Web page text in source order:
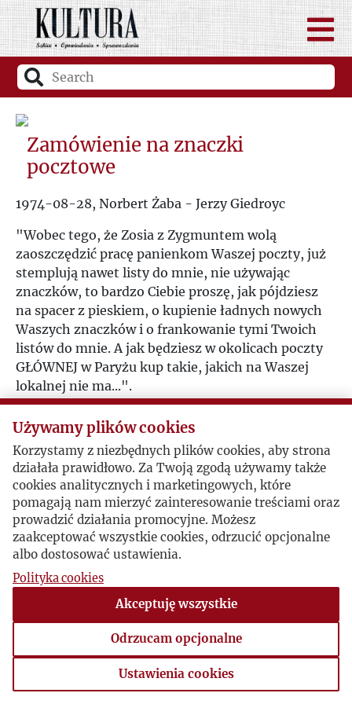
Zamówienie na znaczki
pocztowe
1974-08-28, Norbert Żaba - Jerzy Giedroyc
"Wobec tego, że Zosia z Zygmuntem wolą
zaoszczędzić pracę panienkom Waszej poczty, już
stemplują nawet listy do mnie, nie używając
znaczków, to bardzo Ciebie proszę, jak pójdziesz
na spacer z pieskiem, o kupienie ładnych nowych
Waszych znaczków i o frankowanie tymi Twoich
listów do mnie. A jak będziesz w okolicach poczty
GŁÓWNEJ w Paryżu kup takie, jakich na Waszej
lokalnej nie ma...".
Używamy plików cookies
Korzystamy z niezbędnych plików cookies, aby strona
działała prawidłowo. Za Twoją zgodą używamy także
cookies analitycznych i marketingowych, które
pomagają nam mierzyć zainteresowanie treściami oraz
prowadzić działania promocyjne. Możesz
zaakceptować wszystkie cookies, odrzucić opcjonalne
albo dostosować ustawienia.
Polityka cookies
Akceptuję wszystkie
Odrzucam opcjonalne
Ustawienia cookies
Ustawienia cookies